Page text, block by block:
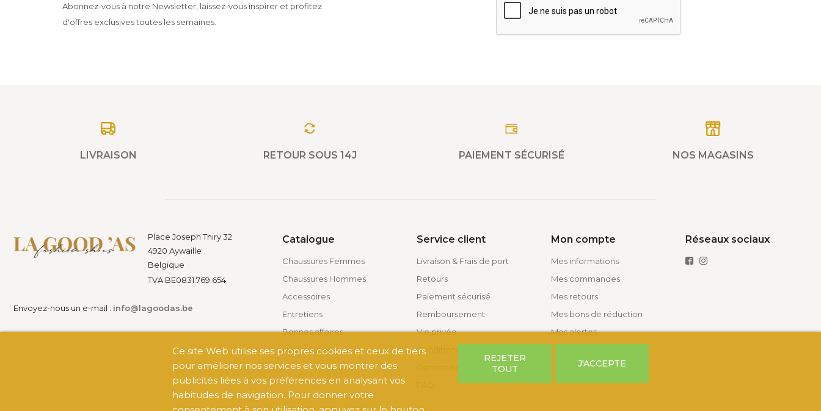
Abonnez-vous à notre Newsletter, laissez-vous inspirer et profitez
d'offres exclusives toutes les semaines.
LIVRAISON RETOUR SOUS 14J PAIEMENT SÉCURISÉ NOS MAGASINS
Place Joseph Thiry 32
4920 Aywaille
Belgique
TVA BE0831.769.654
Envoyez-nous un e-mail : info@lagoodas.be
Catalogue
Chaussures Femmes
Chaussures Hommes
Accessoires
Entretiens
Bonnes affaires
Nouveautés
Service client
Livraison & Frais de port
Retours
Paiement sécurisé
Remboursement
Vie privée
Conditions générales
Mon compte
Mes informations
Mes commandes
Mes retours
Mes bons de réduction
Mes alertes
Réseaux sociaux
Ce site Web utilise ses propres cookies et ceux de tiers
pour améliorer nos services et vous montrer des
publicités liées à vos préférences en analysant vos
habitudes de navigation. Pour donner votre
REJETER
TOUT
J'ACCEPTE